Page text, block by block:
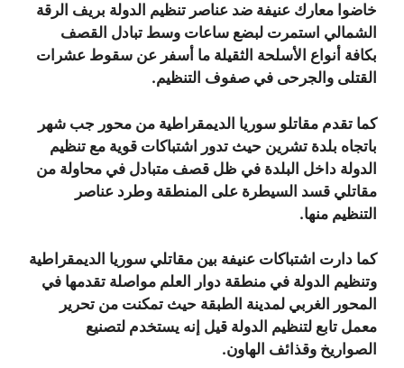
خاضوا معارك عنيفة ضد عناصر تنظيم الدولة بريف الرقة
الشمالي استمرت لبضع ساعات وسط تبادل القصف
بكافة أنواع الأسلحة الثقيلة ما أسفر عن سقوط عشرات
القتلى والجرحى في صفوف التنظيم.
كما تقدم مقاتلو سوريا الديمقراطية من محور جب شهر
باتجاه بلدة تشرين حيث تدور اشتباكات قوية مع تنظيم
الدولة داخل البلدة في ظل قصف متبادل في محاولة من
مقاتلي قسد السيطرة على المنطقة وطرد عناصر
التنظيم منها.
كما دارت اشتباكات عنيفة بين مقاتلي سوريا الديمقراطية
وتنظيم الدولة في منطقة دوار العلم مواصلة تقدمها في
المحور الغربي لمدينة الطبقة حيث تمكنت من تحرير
معمل تابع لتنظيم الدولة قيل إنه يستخدم لتصنيع
الصواريخ وقذائف الهاون.